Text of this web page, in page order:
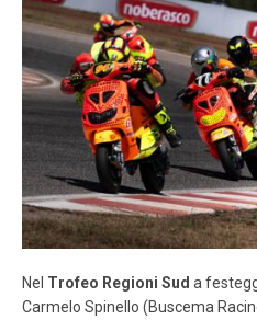
Nel Trofeo Regioni Sud a
Carmelo Spinello (Buscema